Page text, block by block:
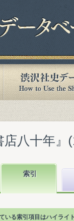
八十年』
索引
る索引項目はハイライ